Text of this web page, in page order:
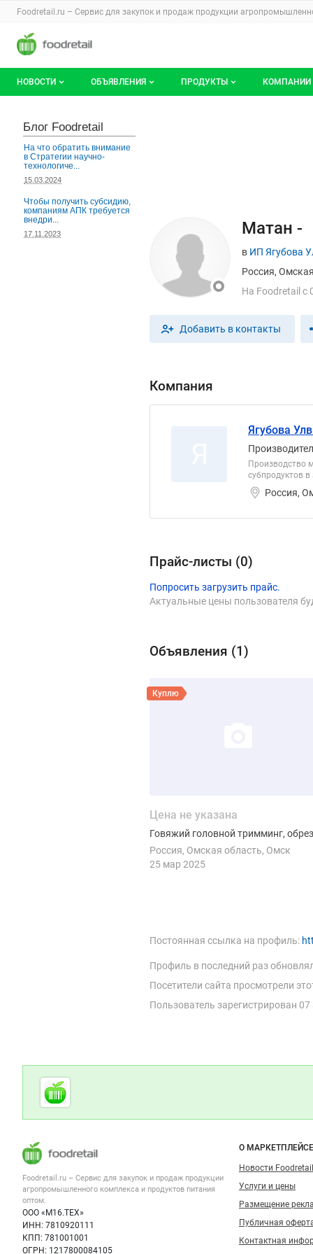
Раздел навигации по сайту
Foodretail.ru – Сервис для закупок и продаж продукции
Авторизация и меню пользователя
Навигация по разделам сайта foodretail.ru
НОВОСТИ
Документы
ОБЪЯВЛЕНИЯ
Мои объявления
ПРОДУКТЫ КОМПАНИИ
Блог Foodretail
На что обратить внимание
в Стратегии научно-
технологиче...
15.03.2024
Чтобы получить субсидию,
компаниям АПК требуется
внедри...
17.11.2023 Страница
Данные Матан -
в ИП Ягубова
Россия,
На Foodretail с
Добавить в контакты
Компания
Ягубова
Производство
субпродуктов
Россия,
Прайс-листы (0)
Попросить загрузить прайс.
Актуальные цены пользователя
Объявления (1)
Виды продукции
Цена не указана
Говяжий головной тримминг,
Смотреть объявление
Куплю
Россия Омская область Омск
25 мар 2025
Постоянная ссылка на профиль:
Профиль в последний раз
Посетители сайта просмотрели
Пользователь зарегистрирован 07
Дополнительная информация
Cсылки на полезные проекты
Foodretail.ru
— продукты
Важные разделы и контакты
Foodretail.ru – Сервис для закупок и продаж продукции
агропромышленного комплекса и продуктов питания
оптом.
ООО «М16.ТЕХ»
ИНН: 7810920111
КПП: 781001001
ОГРН: 1217800084105
Навигация
О МАРКЕТПЛЕЙСЕ
Новости
Услуги и цены
Размещение
Публичная
Контактная